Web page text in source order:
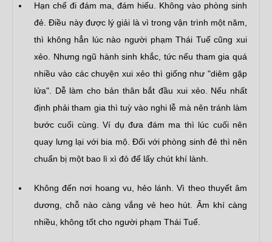
Hạn chế đi đám ma, đám hiếu. Không vào phòng sinh
đẻ. Điều này được lý giải là vì trong vận trình một năm,
thì không hẳn lúc nào người phạm Thái Tuế cũng xui
xẻo. Nhưng ngũ hành sinh khắc, tức nếu tham gia quá
nhiều vào các chuyện xui xẻo thì giống như "diêm gặp
lửa". Dễ làm cho bản thân bắt đầu xui xẻo. Nếu nhất
định phải tham gia thì tuỳ vào nghi lễ mà nên tránh làm
bước cuối cùng. Ví dụ đưa đám ma thì lúc cuối nên
quay lưng lại với bia mộ. Đối với phòng sinh đẻ thì nên
chuẩn bị một bao lì xì đỏ để lấy chút khí lành.
Không đến nơi hoang vu, hẻo lánh. Vì theo thuyết âm
dương, chỗ nào càng vắng vẻ heo hút. Âm khí càng
nhiều, không tốt cho người phạm Thái Tuế.